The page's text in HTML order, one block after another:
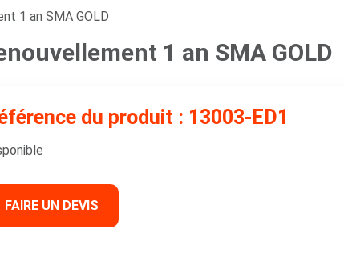
1 an SMA GOLD
1 an SMA GOLD
du produit : 13003-ED1
FAIRE UN DEVIS